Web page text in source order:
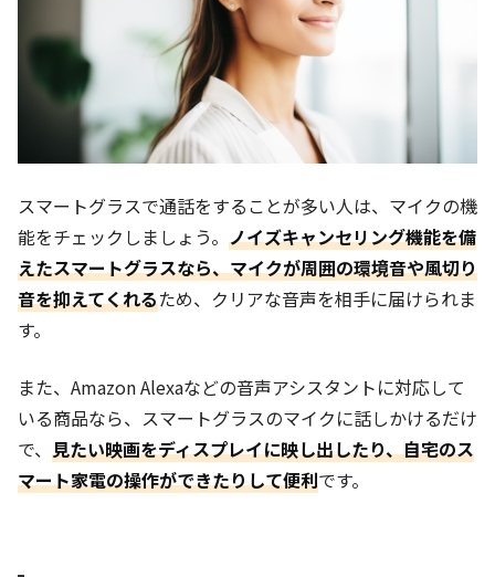
スマートグラスで通話をすることが多い人は、マイクの機
能をチェックしましょう。 ノイズキャンセリング機能を備
えたスマートグラスなら、マイクが周囲の環境音や風切り
音を抑えてくれるため、クリアな音声を相手に届けられま
す。
また、Amazon Alexaなどの音声アシスタントに対応して
いる商品なら、スマートグラスのマイクに話しかけるだけ
で、 見たい映画をディスプレイに映し出したり、自宅のス
マート家電の操作ができたりして便利です。